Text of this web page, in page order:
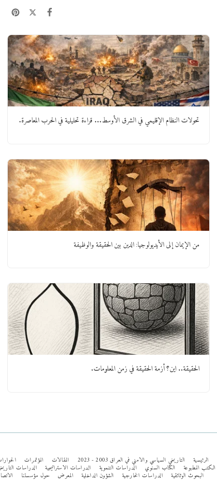
تحولات النظام الإقليمي في الشرق الأوسط... قراءة تحليلية في الحرب المعاصرة.
من الإيمان إلى الأيديولوجيا: الدين بين الحقيقة والوظيفة
الحقيقة.. اين؟ أزمة الحقيقة في زمن المعلومات.
الرئيسية التاريخي السياسي والامني في العراق 2003 - 2023 المقالات المؤتمرات
الحوارات
المطبوعة
الكتاب السنوي الدراسات التنموية الدراسات الاستراتيجية
الدراسات التاريخية
البحوث الوثائقية
الدراسات الخارجية الشؤون الداخلية المعرض حول مؤسستنا الاتصال